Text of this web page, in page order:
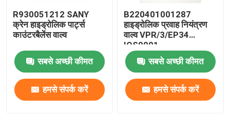
R930051212 SANY
क्रेन हाइड्रोलिक पार्ट्स
काउंटरबैलेंस वाल्व
सबसे अच्छी कीमत
हमसे संपर्क करें
B220401001287
हाइड्रोलिक प्रवाह नियंत्रण
वाल्व VPR/3/EP34
IOS9001
सबसे अच्छी कीमत
हमसे संपर्क करें